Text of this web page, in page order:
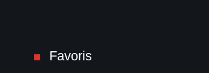
Favoris